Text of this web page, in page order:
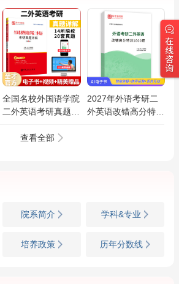
全国名校外国语学院
二外英语考研真题详
2027年外语考研二
外英语改错高分特训
查看全部
院系简介 学科&专业
培养政策 历年分数线